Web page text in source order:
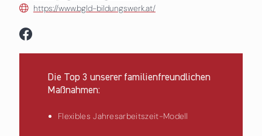
https://www.bgld-bildungswerk.at/
Die Top 3 unserer familienfreundlichen
Maßnahmen:
Flexibles Jahresarbeitszeit-Modell